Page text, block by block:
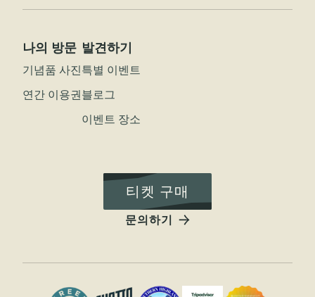
나의 방문
기념품 사진
연간 이용권
발견하기
특별 이벤트
블로그
이벤트 장소
티켓 구매
문의하기